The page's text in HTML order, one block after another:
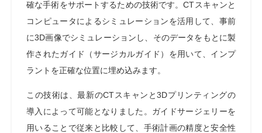
確な手術をサポートするための技術です。CTスキャンと
コンピュータによるシミュレーションを活用して、事前
に3D画像でシミュレーションし、 そのデータをもとに製
作されたガイド（サージカルガイド）を用いて、インプ
ラントを正確な位置に埋め込みます。
この技術は、最新のCTスキャンと3Dプリンティングの
導入によって可能となりました。ガイドサージェリーを
用いることで従来と比較して、手術計画の精度と安全性